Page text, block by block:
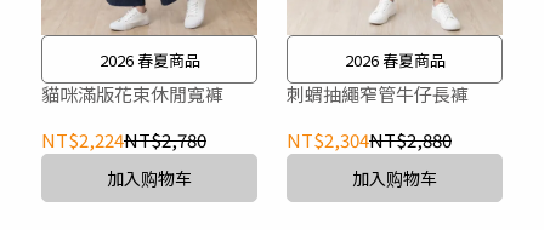
2026 春夏商品
貓咪滿版花束休閒寬褲
NT$2,224NT$2,780
加入购物车
2026 春夏商品
刺蝟抽繩窄管牛仔長褲
NT$2,304NT$2,880
加入购物车